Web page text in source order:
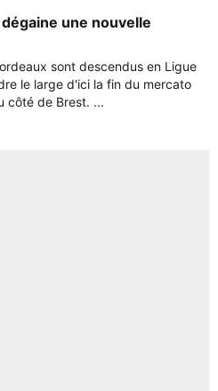
une nouvelle
sont descendus en Ligue
le large d'ici la fin du mercato
côté de Brest. ...